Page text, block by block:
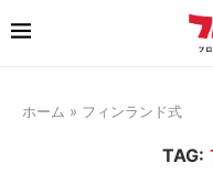
ホーム » フィンランド式
TAG: